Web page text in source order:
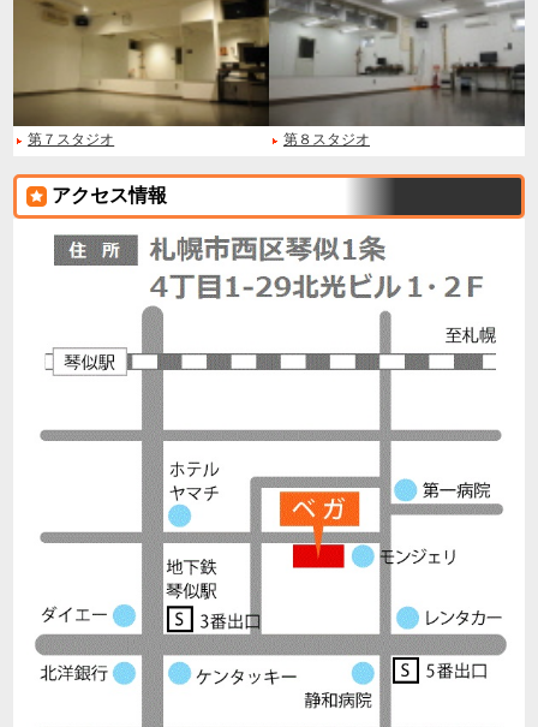
第７スタジオ 第８スタジオ
アクセス情報